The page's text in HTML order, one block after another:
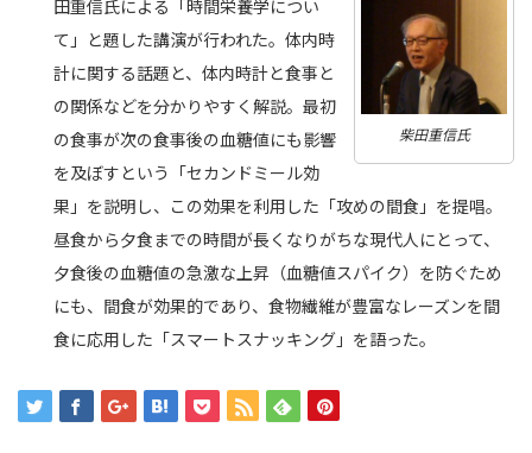
柴田重信氏
田重信氏による「時間栄養学につい
て」と題した講演が行われた。体内時
計に関する話題と、体内時計と食事と
の関係などを分かりやすく解説。最初
の食事が次の食事後の血糖値にも影響
を及ぼすという「セカンドミール効
果」を説明し、この効果を利用した「攻めの間食」を提唱。
昼食から夕食までの時間が長くなりがちな現代人にとって、
夕食後の血糖値の急激な上昇（血糖値スパイク）を防ぐため
にも、間食が効果的であり、食物繊維が豊富なレーズンを間
食に応用した「スマートスナッキング」を語った。